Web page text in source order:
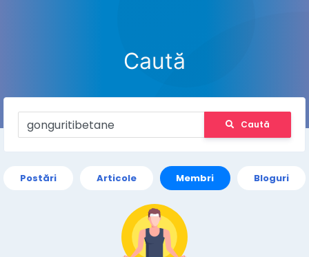
Caută
Caută
Postări Articole Membri Bloguri